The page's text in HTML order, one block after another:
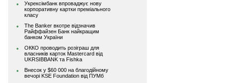
Укрексімбанк впроваджує нову
корпоративну картки преміального
класу
The Banker вкотре відзначив
Райффайзен Банк найкращим
банком України
ОККО проводить розіграш для
власників карток Mastercard від
UKRSIBBANK та Fishka
Внесок у $60 000 на благодійному
вечорі KSE Foundation від ПУМб